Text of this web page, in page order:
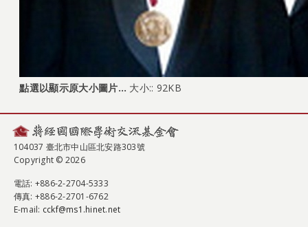
點選以顯示原大小圖片… 大小:: 92KB
104037 臺北市中山區北安路303號
Copyright © 2026
電話: +886-2-2704-5333
傳真: +886-2-2701-6762
E-mail: cckf@ms1.hinet.net